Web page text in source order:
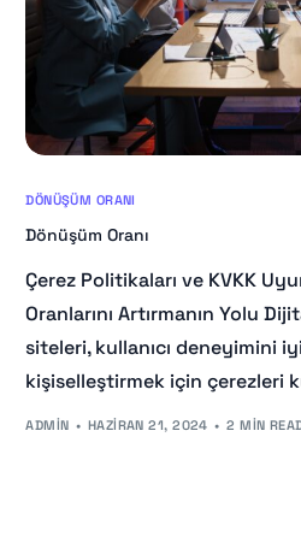
DÖNÜŞÜM ORANI
Dönüşüm Oranı
Çerez Politikaları ve KVKK
Oranlarını Artırmanın Yolu
siteleri, kullanıcı deneyimini
kişiselleştirmek için çerezleri
ADMIN HAZIRAN 21, 2024 2 MIN